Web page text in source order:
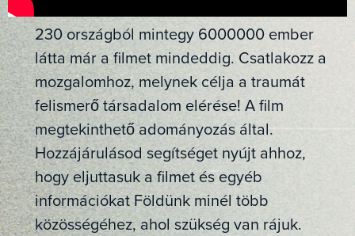
230 országból mintegy 6000000 ember
látta már a filmet mindeddig. Csatlakozz a
mozgalomhoz, melynek célja a traumát
felismerő társadalom elérése! A film
megtekinthető adományozás által.
Hozzájárulásod segítséget nyújt ahhoz,
hogy eljuttasuk a filmet és egyéb
információkat Földünk minél több
közösségéhez, ahol szükség van rájuk.